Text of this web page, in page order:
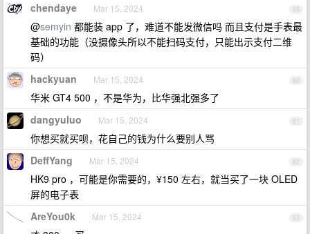
59
chendaye Mar 15, 2024
@semyin 都能装 app 了，难道不能发微信吗 而且支付是手表最
基础的功能（没摄像头所以不能扫码支付，只能出示支付二维
码）
60
hackyuan Mar 15, 2024
华米 GT4 500 ，不是华为，比华强北强多了
61
dangyuluo Mar 15, 2024
你想买就买呗，花自己的钱为什么要别人骂
62
DeffYang Mar 15, 2024
HK9 pro ，可能是你需要的，¥150 左右，就当买了一块 OLED
屏的电子表
63
AreYou0k Mar 15, 2024